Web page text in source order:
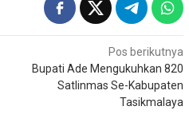
Pos berikutnya
Bupati Ade Mengukuhkan 820
Satlinmas Se-Kabupaten
Tasikmalaya